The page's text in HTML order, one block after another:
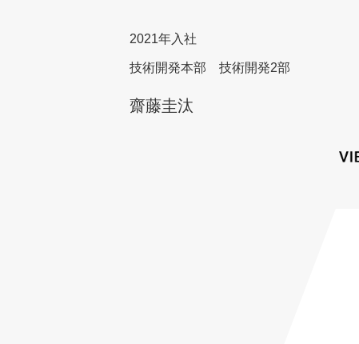
2021年入社
技術開発本部 技術開発2部
齋藤圭汰